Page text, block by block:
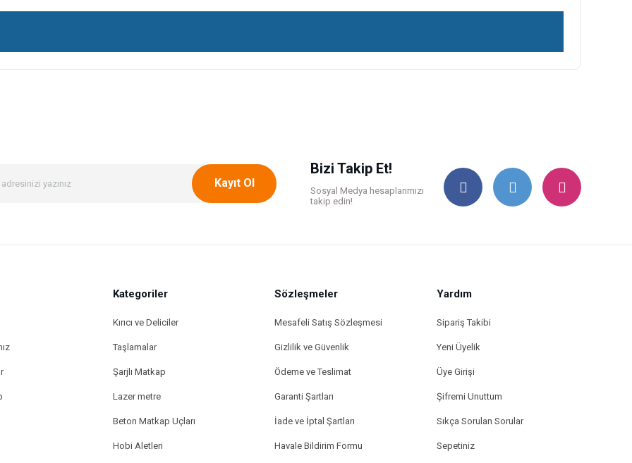
yetersiz gördüğünüz noktaları öneri formunu kullanarak tarafımıza iletebilirsiniz.
Gönder
Kayıt Ol
Bizi Takip Et!
Sosyal Medya hesaplarımızı
takip edin!
Kategoriler
Kırıcı ve Deliciler
Taşlamalar
Şarjlı Matkap
Lazer metre
Beton Matkap Uçları
Hobi Aletleri
Sözleşmeler
Mesafeli Satış Sözleşmesi
Gizlilik ve Güvenlik
Ödeme ve Teslimat
Garanti Şartları
İade ve İptal Şartları
Havale Bildirim Formu
Yardım
Sipariş Takibi
Yeni Üyelik
Üye Girişi
Şifremi Unuttum
Sıkça Sorulan Sorular
Sepetiniz